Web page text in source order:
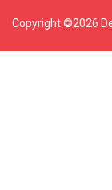
Copyright ©2026